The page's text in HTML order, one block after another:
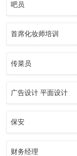
吧员
首席化妆师培训
传菜员
广告设计 平面设计
保安
财务经理